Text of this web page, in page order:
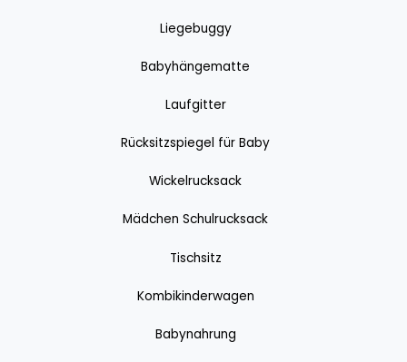
Liegebuggy
Babyhängematte
Laufgitter
Rücksitzspiegel für Baby
Wickelrucksack
Mädchen Schulrucksack
Tischsitz
Kombikinderwagen
Babynahrung